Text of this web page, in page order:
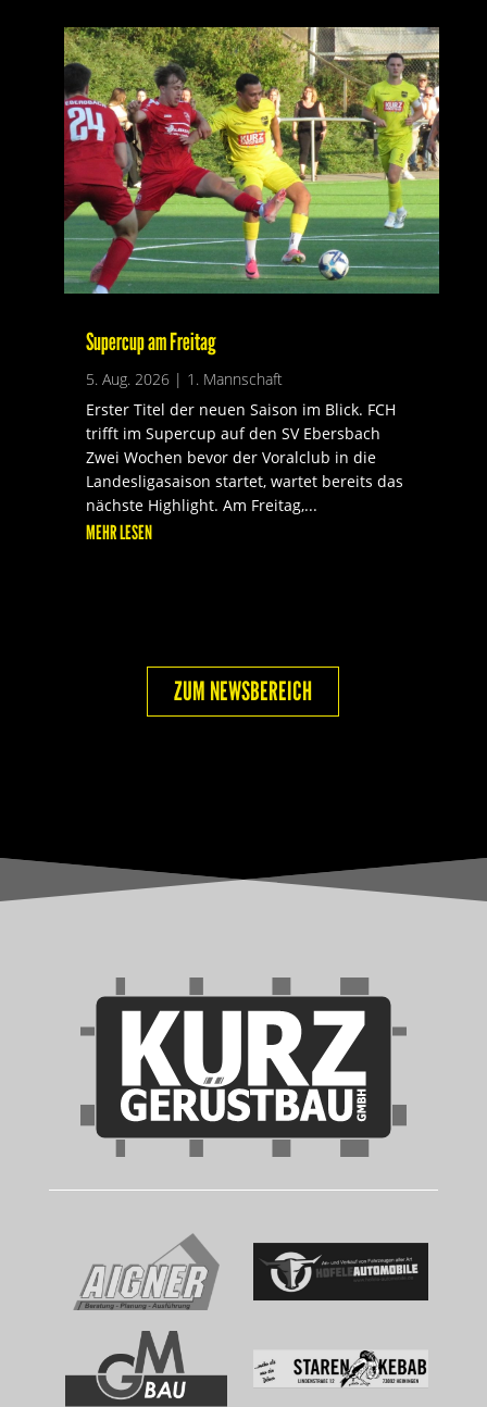
Supercup am Freitag
5. Aug. 2026| 1. Mannschaft
Erster Titel der neuen Saison im Blick. FCH
trifft im Supercup auf den SV Ebersbach
Zwei Wochen bevor der Voralclub in die
Landesligasaison startet, wartet bereits das
nächste Highlight. Am Freitag,...
MEHR LESEN
ZUM NEWSBEREICH